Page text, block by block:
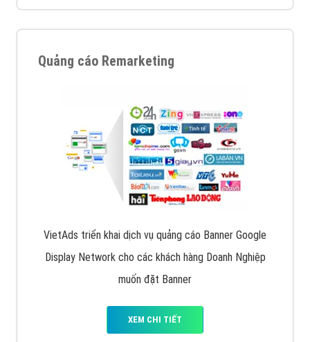
Quảng cáo Remarketing
VietAds triển khai dịch vụ quảng cáo Banner Google
Display Network cho các khách hàng Doanh Nghiệp
muốn đặt Banner
XEM CHI TIẾT